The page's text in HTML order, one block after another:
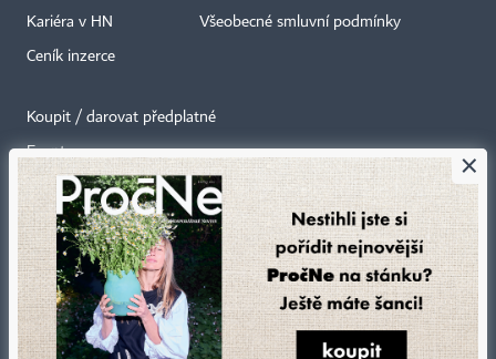
Kariéra v HN
Ceník inzerce
Všeobecné smluvní podmínky
Koupit / darovat předplatné
Eventy
Newslettery
RSS kanály
Autorská práva vykonává vydavatel. Bez písemného svolení vydavatele je
zakázáno jakékoli užití částí nebo celku díla, zejména rozmnožování a šíření
jakýmkoli způsobem, mechanickým nebo elektronickým, v českém nebo
×